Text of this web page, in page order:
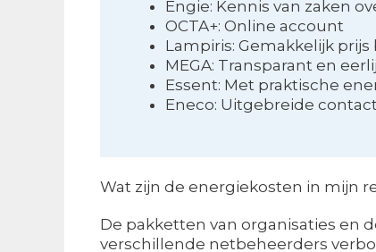
Engie: Kennis van zaken
OCTA+: Online account
Lampiris: Gemakkelijk
MEGA: Transparant en
Essent: Met praktische
Eneco: Uitgebreide
Wat zijn de energiekosten in mijn
De pakketten van organisaties en
verschillende netbeheerders